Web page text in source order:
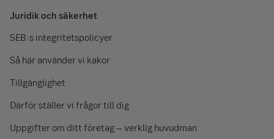
Juridik och säkerhet
SEB:s integritetspolicyer
Så här använder vi kakor
Tillgänglighet
Därför ställer vi frågor till dig
Uppgifter om ditt företag – verklig huvudman